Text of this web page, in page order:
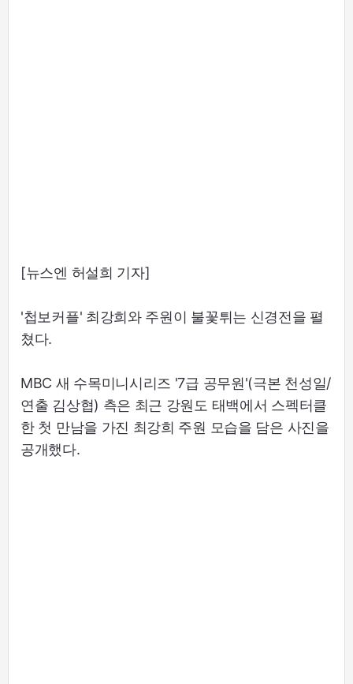
[뉴스엔 허설희 기자]
'첩보커플' 최강희와 주원이 불꽃튀는 신경전을 펼
쳤다.
MBC 새 수목미니시리즈 '7급 공무원'(극본 천성일/
연출 김상협) 측은 최근 강원도 태백에서 스펙터클
한 첫 만남을 가진 최강희 주원 모습을 담은 사진을
공개했다.